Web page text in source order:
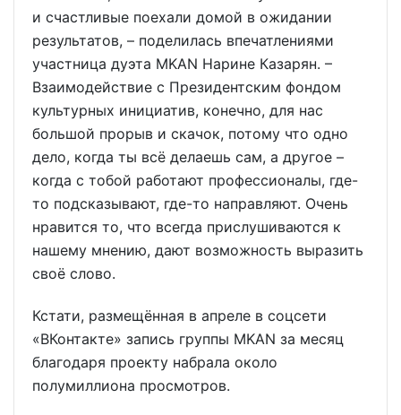
и счастливые поехали домой в ожидании
результатов, – поделилась впечатлениями
участница дуэта MKAN Нарине Казарян. –
Взаимодействие с Президентским фондом
культурных инициатив, конечно, для нас
большой прорыв и скачок, потому что одно
дело, когда ты всё делаешь сам, а другое –
когда с тобой работают профессионалы, где-
то подсказывают, где-то направляют. Очень
нравится то, что всегда прислушиваются к
нашему мнению, дают возможность выразить
своё слово.
Кстати, размещённая в апреле в соцсети
«ВКонтакте» запись группы MKAN за месяц
благодаря проекту набрала около
полумиллиона просмотров.